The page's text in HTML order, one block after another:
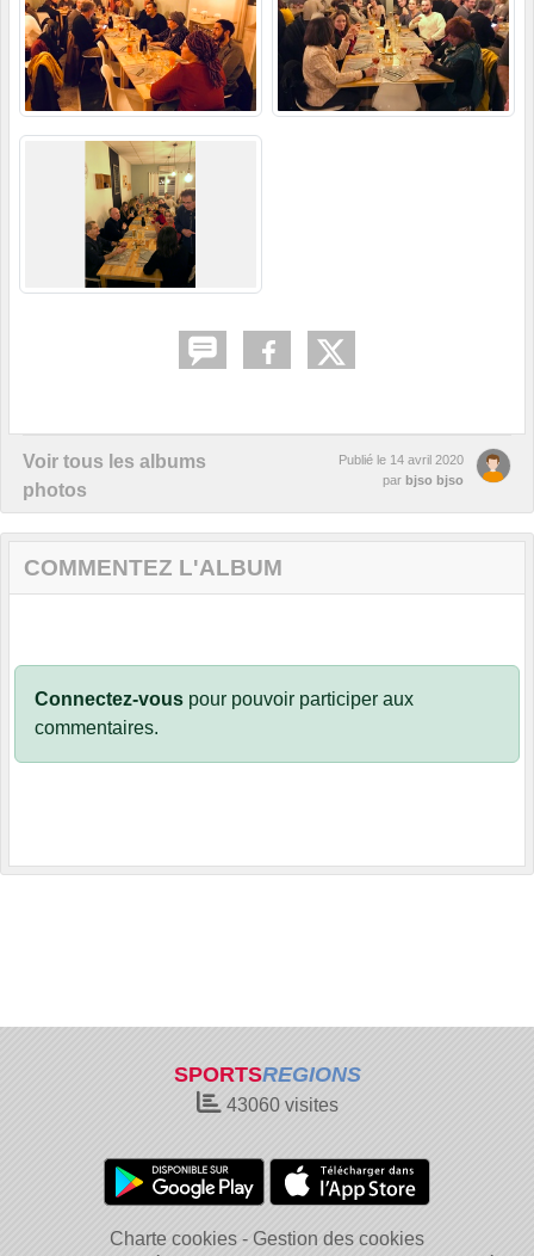
Voir tous les albums
photos
Publié le 14 avril 2020
par bjso bjso
COMMENTEZ L'ALBUM
Connectez-vous pour pouvoir participer aux
commentaires.
SPORTSREGIONS
43060visites
Charte cookies
Gestion des cookies